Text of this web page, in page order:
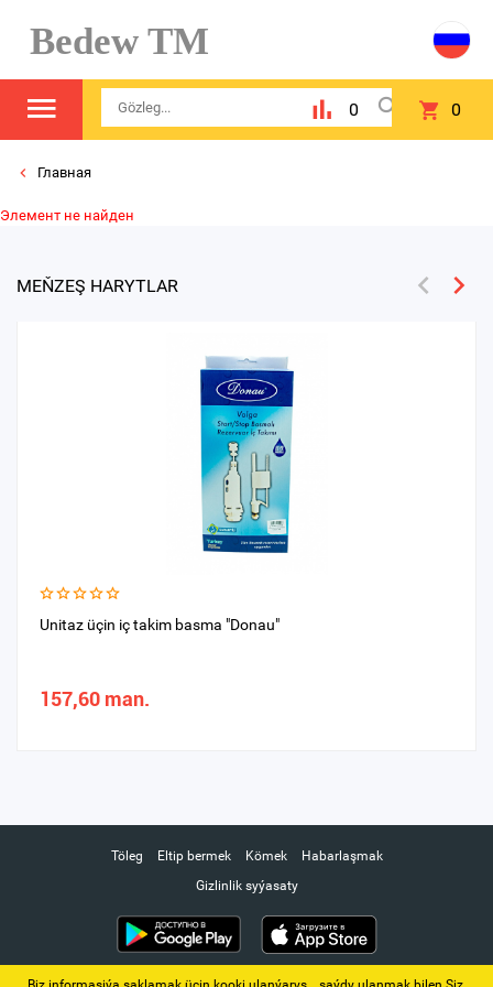
Bedew TM
0 0
Главная
Элемент не найден
MEŇZEŞ HARYTLAR
Unitaz üçin iç takim basma "Donau"
157,60 man.
Töleg Eltip bermek Kömek
Habarlaşmak
Gizlinlik syýasaty